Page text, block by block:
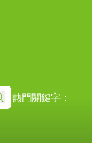
熱門關鍵字：